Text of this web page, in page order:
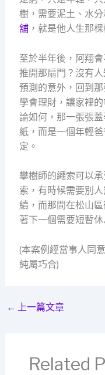
樹，需要泥土、水
舖，就是他人生那棵
至於半年後，阿翔
推開那扇門？沒有
預測的意外，回到
學會理財，讓家裡
論如何，那一張張
紙，而是一個年輕
定。
攀樹師的繩索可以
索，有時候需要別
續，而那間在松山
著下一個需要短暫休
(本案例經當事人同
純屬巧合)
← 上一篇文章
Related